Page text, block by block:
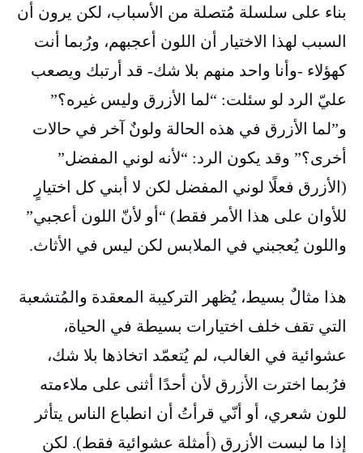
بناء على سلسلة مُتصلة من الأسباب، لكن يرون أن
السبب لهذا الاختيار أن اللون أعجبهم، ورُبما أنت
كهؤلاء -وأنا واحد منهم بلا شك- قد أرتبك ويصعب
عليّ الرد لو سئلت: “لما الأزرق وليس غيره؟”
و”لما الأزرق في هذه الحالة ولونٌ آخر في حالات
أخرى؟” وقد يكون الرد: “لأنه لوني المفضل”
(الأزرق فعلًا لوني المفضل لكن لا أبني كل اختيارٍ
للأوان على هذا الأمر فقط) “أو لأنّ اللون أعجبي”
واللون يُعجبني في الملابس لكن ليس في الأثاث.
هذا مثالٌ بسيط، يُظهر التركيبة المعقدة والمُتشعبة
التي تقف خلف اختيارات بسيطة في الحياة،
عشوائية في الغالب، لم يُتعمّد اتخاذها بلا شك،
فرُبما اخترت الأزرق لأن أحدًا أثنى على ملاءمته
للون شعري، أو أنّي قرأتُ أن انطباع الناس يتأثر
إذا ما لبست الأزرق (أمثلة عشوائية فقط). لكن